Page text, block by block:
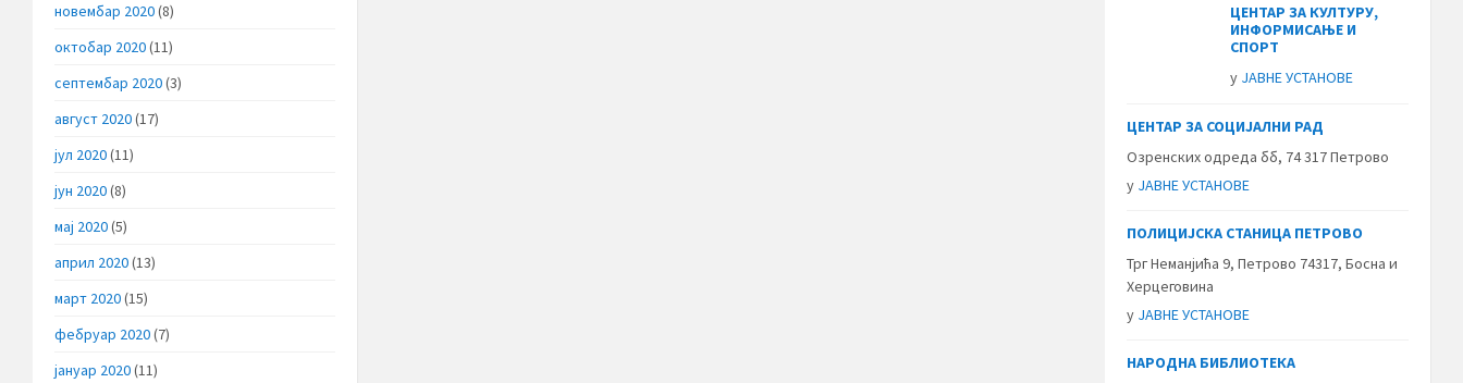
новембар 2020(8)
октобар 2020(11)
септембар 2020(3)
август 2020(17)
јул 2020(11)
јун 2020(8)
мај 2020(5)
април 2020(13)
март 2020(15)
фебруар 2020(7)
јануар 2020(11)
ЦЕНТАР ЗА КУЛТУРУ,
ИНФОРМИСАЊЕ И
СПОРТ
у ЈАВНЕ УСТАНОВЕ
ЦЕНТАР ЗА СОЦИЈАЛНИ РАД
Озренских одреда бб, 74 317 Петрово
у ЈАВНЕ УСТАНОВЕ
ПОЛИЦИЈСКА СТАНИЦА ПЕТРОВО
Трг Неманјића 9, Петрово 74317, Босна и
Херцеговина
у ЈАВНЕ УСТАНОВЕ
НАРОДНА БИБЛИОТЕКА